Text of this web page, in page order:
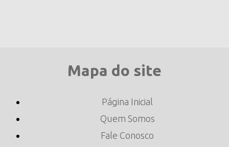
Mapa do site
Página Inicial
Quem Somos
Fale Conosco